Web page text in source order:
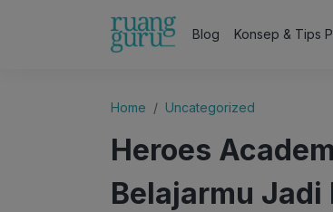
Blog Konsep & Tips
Home Uncategorized
Heroes
Belajarmu Jadi